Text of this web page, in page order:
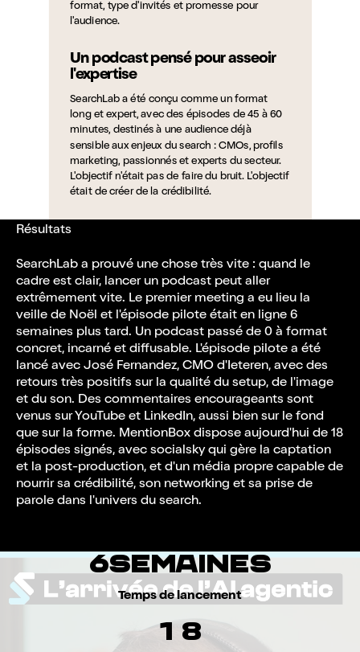
format, type d'invités et promesse pour
l'audience.
Un podcast pensé pour asseoir
l'expertise
SearchLab a été conçu comme un format
long et expert, avec des épisodes de 45 à 60
minutes, destinés à une audience déjà
sensible aux enjeux du search : CMOs, profils
marketing, passionnés et experts du secteur.
L'objectif n'était pas de faire du bruit. L'objectif
était de créer de la crédibilité.
Une prise en charge complète
MentionBox sur toute la partie concrète du
lancement : définition du tone of voice,
direction artistique et univers du podcast,
réflexion sur le setup physique et le décor,
achats et mise en place, coaching de l'host
Germain pour fluidifier l'échange, préparation
de la structure d'épisode, captation, post-
production, aide au choix du titre, de la
miniature et de la diffusion.
Résultat : MentionBox n'a pas eu à naviguer
dans le flou. Chaque étape était cadrée,
expliquée et exécutée.
Résultats
SearchLab a prouvé une chose très vite : quand le
cadre est clair, lancer un podcast peut aller
extrêmement vite. Le premier meeting a eu lieu la
veille de Noël et l'épisode pilote était en ligne 6
semaines plus tard. Un podcast passé de 0 à format
concret, incarné et diffusable. L'épisode pilote a été
lancé avec José Fernandez, CMO d'Ieteren, avec des
retours très positifs sur la qualité du setup, de l'image
et du son. Des commentaires encourageants sont
venus sur YouTube et LinkedIn, aussi bien sur le fond
que sur la forme. MentionBox dispose aujourd'hui de 18
épisodes signés, avec socialsky qui gère la captation
et la post-production, et d'un média propre capable de
nourrir sa crédibilité, son networking et sa prise de
parole dans l'univers du search.
6semaines
Temps de lancement
1 8